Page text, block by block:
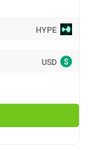
HYPE
USD $